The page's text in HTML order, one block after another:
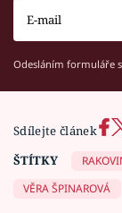
Odesláním formuláře
Sdílejte článek
ŠTÍTKY
VĚRA ŠPINAROVÁ